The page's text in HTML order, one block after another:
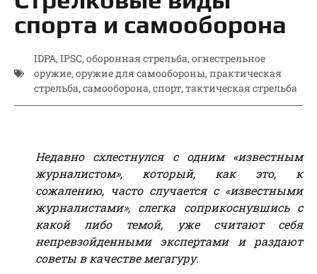
спорта и самооборона
IDPA, IPSC, оборонная стрельба, огнестрельное
оружие, оружие для самообороны, практическая
стрельба, самооборона, спорт, тактическая стрельба
Недавно схлестнулся с одним «известным
журналистом», который, как это, к
сожалению, часто случается с «известными
журналистами», слегка соприкоснувшись с
какой либо темой, уже считают себя
непревзойденными экспертами и раздают
советы в качестве мегагуру.